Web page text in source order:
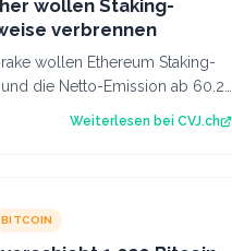
wollen Staking-
verbrennen
wollen Ethereum Staking-
die Netto-Emission ab 60.25
Weiterlesen bei CVJ.ch
BITCOIN